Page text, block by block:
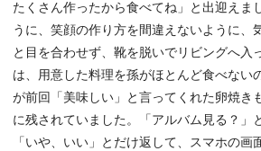
たくさん作ったから食べてね」と出迎えま
うに、笑顔の作り方を間違えないように、
と目を合わせず、靴を脱いでリビングへ入
は、用意した料理を孫がほとんど食べない
が前回「美味しい」と言ってくれた卵焼き
に残されていました。「アルバム見る？」
「いや、いい」とだけ返して、スマホの画